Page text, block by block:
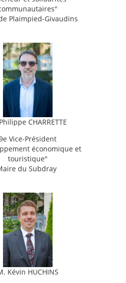
Plaimpied-Givaudins
CHARRETTE
Vice-Président
économique et
touristique"
du Subdray
Kévin HUCHINS